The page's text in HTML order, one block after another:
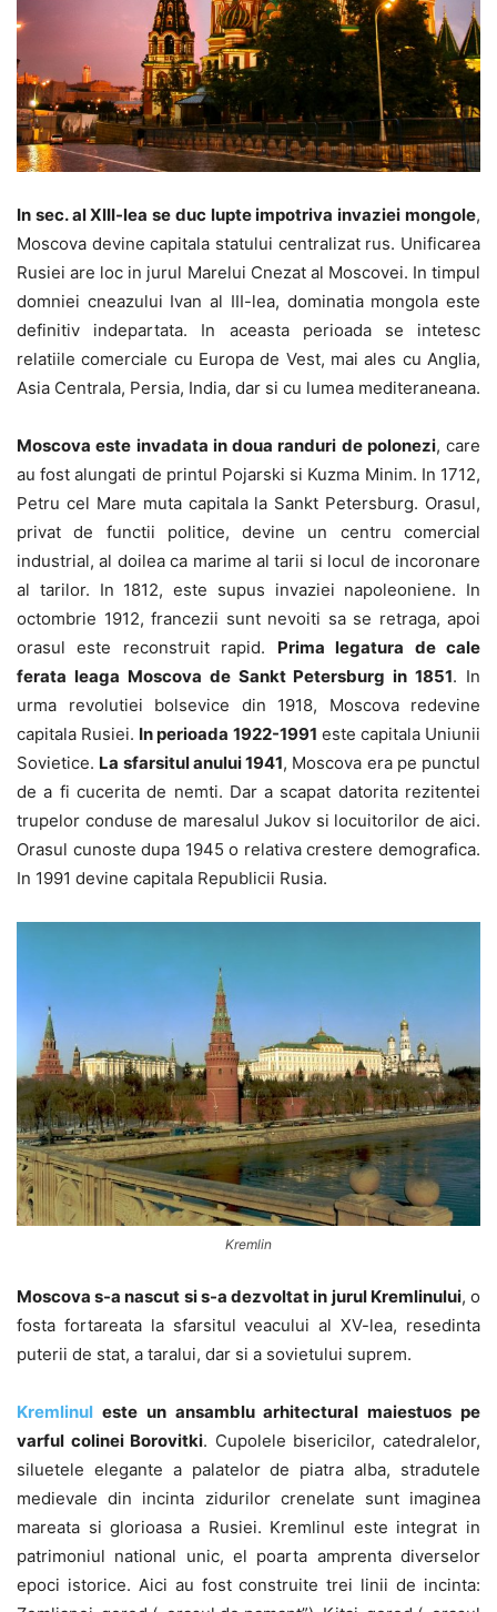
In sec. al XIII-lea se duc lupte impotriva invaziei mongole,
Moscova devine capitala statului centralizat rus. Unificarea
Rusiei are loc in jurul Marelui Cnezat al Moscovei. In timpul
domniei cneazului Ivan al III-lea, dominatia mongola este
definitiv indepartata. In aceasta perioada se intetesc
relatiile comerciale cu Europa de Vest, mai ales cu Anglia,
Asia Centrala, Persia, India, dar si cu lumea mediteraneana.
Moscova este invadata in doua randuri de polonezi, care
au fost alungati de printul Pojarski si Kuzma Minim. In 1712,
Petru cel Mare muta capitala la Sankt Petersburg. Orasul,
privat de functii politice, devine un centru comercial
industrial, al doilea ca marime al tarii si locul de incoronare
al tarilor. In 1812, este supus invaziei napoleoniene. In
octombrie 1912, francezii sunt nevoiti sa se retraga, apoi
orasul este reconstruit rapid. Prima legatura de cale
ferata leaga Moscova de Sankt Petersburg in 1851. In
urma revolutiei bolsevice din 1918, Moscova redevine
capitala Rusiei. In perioada 1922-1991 este capitala Uniunii
Sovietice. La sfarsitul anului 1941, Moscova era pe punctul
de a fi cucerita de nemti. Dar a scapat datorita rezitentei
trupelor conduse de maresalul Jukov si locuitorilor de aici.
Orasul cunoste dupa 1945 o relativa crestere demografica.
In 1991 devine capitala Republicii Rusia.
Kremlin
Moscova s-a nascut si s-a dezvoltat in jurul Kremlinului, o
fosta fortareata la sfarsitul veacului al XV-lea, resedinta
puterii de stat, a taralui, dar si a sovietului suprem.
Kremlinul este un ansamblu arhitectural maiestuos pe
varful colinei Borovitki. Cupolele bisericilor, catedralelor,
siluetele elegante a palatelor de piatra alba, stradutele
medievale din incinta zidurilor crenelate sunt imaginea
mareata si glorioasa a Rusiei. Kremlinul este integrat in
patrimoniul national unic, el poarta amprenta diverselor
epoci istorice. Aici au fost construite trei linii de incinta: